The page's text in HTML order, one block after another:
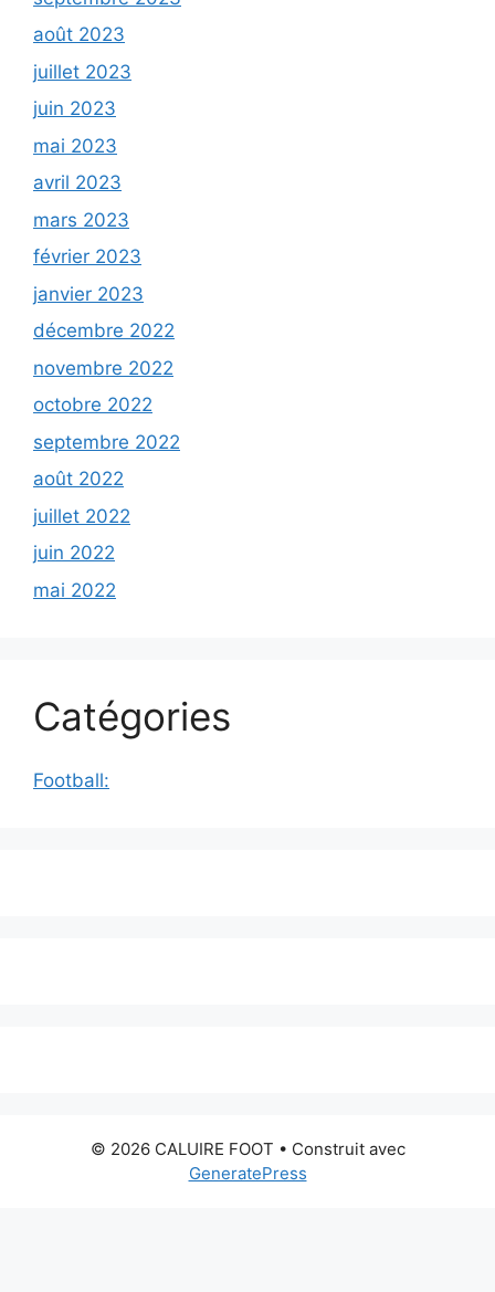
août 2023
juillet 2023
juin 2023
mai 2023
avril 2023
mars 2023
février 2023
janvier 2023
décembre 2022
novembre 2022
octobre 2022
septembre 2022
août 2022
juillet 2022
juin 2022
mai 2022
Catégories
Football:
© 2026 CALUIRE FOOT • Construit avec
GeneratePress